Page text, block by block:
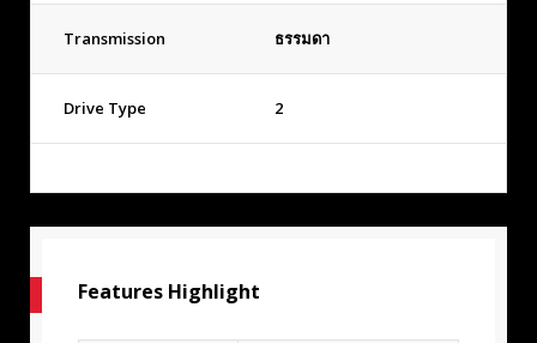
Transmission ธรรมดา
Drive Type 2
Features Highlight